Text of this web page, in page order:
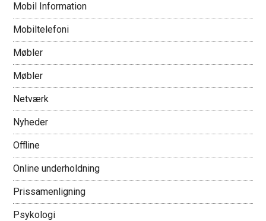
Mobil Information
Mobiltelefoni
Møbler
Møbler
Netværk
Nyheder
Offline
Online underholdning
Prissamenligning
Psykologi